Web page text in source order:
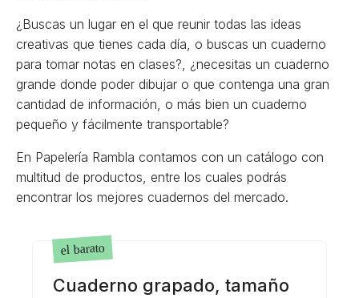
¿Buscas un lugar en el que reunir todas las ideas
creativas que tienes cada día, o buscas un cuaderno
para tomar notas en clases?, ¿necesitas un cuaderno
grande donde poder dibujar o que contenga una gran
cantidad de información, o más bien un cuaderno
pequeño y fácilmente transportable?
En Papelería Rambla contamos con un catálogo con
multitud de productos, entre los cuales podrás
encontrar los mejores cuadernos del mercado.
el barato
Cuaderno grapado, tamaño